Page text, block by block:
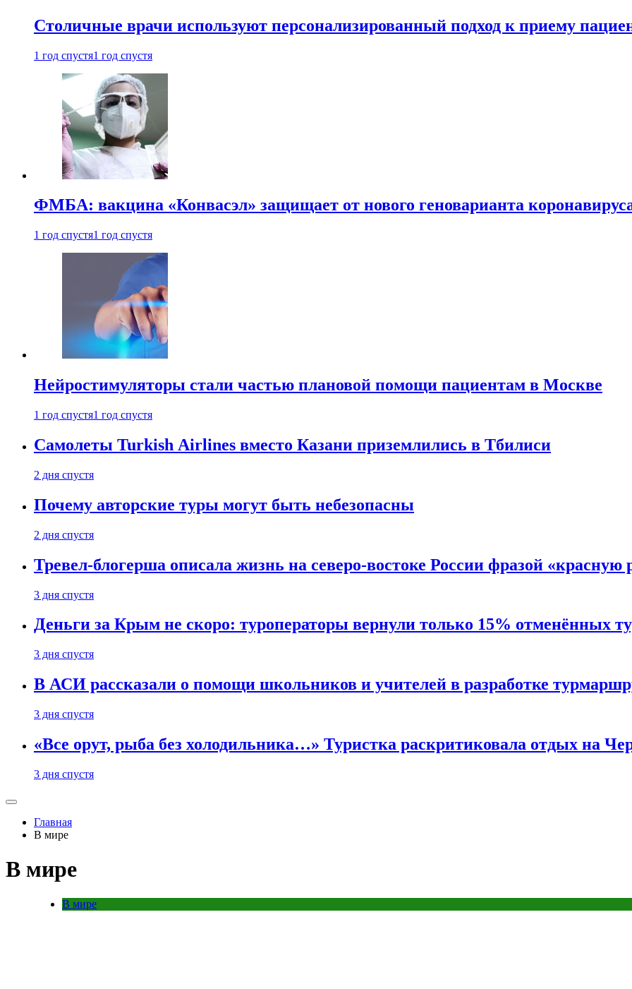
Столичные врачи используют персонализированный подход к приему
1 год спустя1 год спустя
ФМБА: вакцина «Конвасэл» защищает от нового геноварианта
1 год спустя1 год спустя
Нейростимуляторы стали частью плановой помощи пациентам в Москве
1 год спустя1 год спустя
Самолеты Turkish Airlines вместо Казани приземлились в Тбилиси
2 дня спустя
Почему авторские туры могут быть небезопасны
2 дня спустя
Тревел-блогерша описала жизнь на северо-востоке России фразой
3 дня спустя
Деньги за Крым не скоро: туроператоры вернули только 15% отменённых
3 дня спустя
В АСИ рассказали о помощи школьников и учителей в разработке
3 дня спустя
«Все орут, рыба без холодильника…» Туристка раскритиковала отдых на
3 дня спустя
Главная
В мире
В мире
В мире